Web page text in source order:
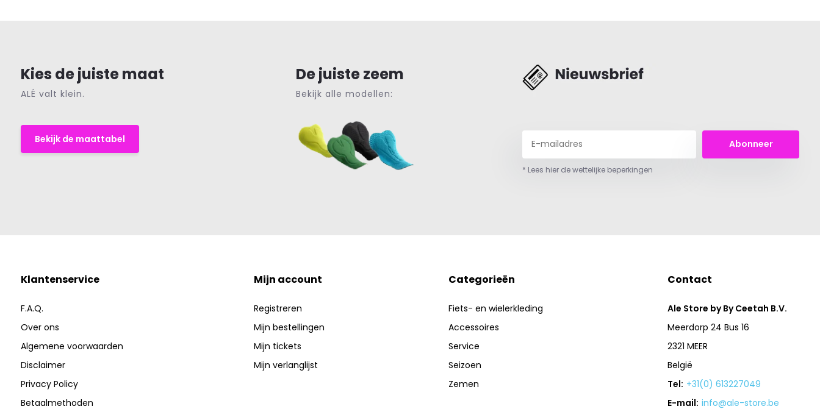
Kies de juiste maat
ALÉ valt klein.
Bekijk de maattabel
De juiste zeem
Bekijk alle modellen:
Abonneer
* Lees hier de wettelijke beperkingen
Klantenservice
F.A.Q.
Over ons
Algemene voorwaarden
Disclaimer
Privacy Policy
Betaalmethoden
Mijn account
Registreren
Mijn bestellingen
Mijn tickets
Mijn verlanglijst
Categorieën
Fiets- en wielerkleding
Accessoires
Service
Seizoen
Zemen
Contact
Ale Store by By Ceetah B.V.
Meerdorp 24 Bus 16
2321 MEER
België
Tel: +31(0) 613227049
E-mail: info@ale-store.be